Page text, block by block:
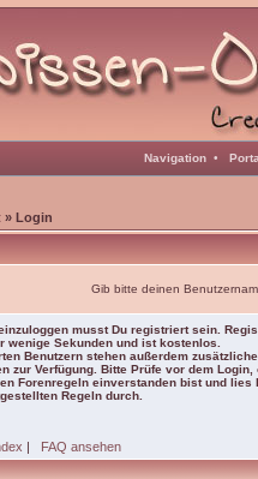
Navigation •
» Login
Gib bitte deinen
musst Du registriert sein.
wenige Sekunden und ist kostenlos.
Benutzern stehen außerdem zusätzliche
zur Verfügung. Bitte Prüfe vor dem Login,
Forenregeln einverstanden bist und lies
Regeln durch.
| FAQ ansehen